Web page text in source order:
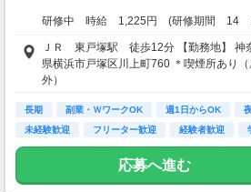
研修中 時給 1,225円 (研修期間 14
習熟度により変動 )
・無資格 時給 1,285円以上
・初任者研修 時給 1,335円以上
・実務者研修 時給 1.365円以上
※土祝日手当：＋50円/時給
・深夜帯25％割増
ＪＲ 東戸塚駅 徒歩12分 【勤務地】 神
県横浜市戸塚区川上町760 ＊喫煙所あり（
外）
長期 副業・ＷワークOK 週1日からOK
未経験歓迎
フリーター歓迎 経験者歓迎
応募へ進む